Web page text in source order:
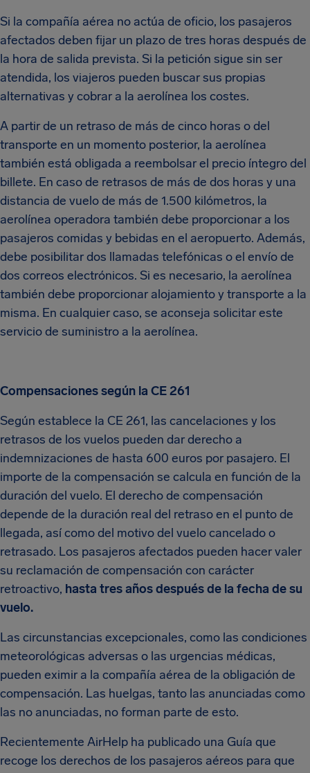
Si la compañía aérea no actúa de oficio, los pasajeros
afectados deben fijar un plazo de tres horas después de
la hora de salida prevista. Si la petición sigue sin ser
atendida, los viajeros pueden buscar sus propias
alternativas y cobrar a la aerolínea los costes.
A partir de un retraso de más de cinco horas o del
transporte en un momento posterior, la aerolínea
también está obligada a reembolsar el precio íntegro del
billete. En caso de retrasos de más de dos horas y una
distancia de vuelo de más de 1.500 kilómetros, la
aerolínea operadora también debe proporcionar a los
pasajeros comidas y bebidas en el aeropuerto. Además,
debe posibilitar dos llamadas telefónicas o el envío de
dos correos electrónicos. Si es necesario, la aerolínea
también debe proporcionar alojamiento y transporte a la
misma. En cualquier caso, se aconseja solicitar este
servicio de suministro a la aerolínea.
Compensaciones según la CE 261
Según establece la CE 261, las cancelaciones y los
retrasos de los vuelos pueden dar derecho a
indemnizaciones de hasta 600 euros por pasajero. El
importe de la compensación se calcula en función de la
duración del vuelo. El derecho de compensación
depende de la duración real del retraso en el punto de
llegada, así como del motivo del vuelo cancelado o
retrasado. Los pasajeros afectados pueden hacer valer
su reclamación de compensación con carácter
retroactivo, hasta tres años después de la fecha de su
vuelo.
Las circunstancias excepcionales, como las condiciones
meteorológicas adversas o las urgencias médicas,
pueden eximir a la compañía aérea de la obligación de
compensación. Las huelgas, tanto las anunciadas como
las no anunciadas, no forman parte de esto.
Recientemente AirHelp ha publicado una Guía que
recoge los derechos de los pasajeros aéreos para que